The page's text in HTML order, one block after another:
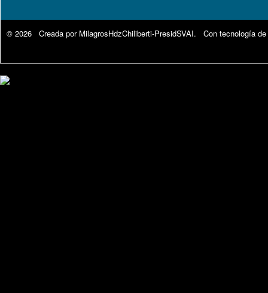
© 2026 Creada por MilagrosHdzChiliberti-PresidSVAI. Con tecnología de